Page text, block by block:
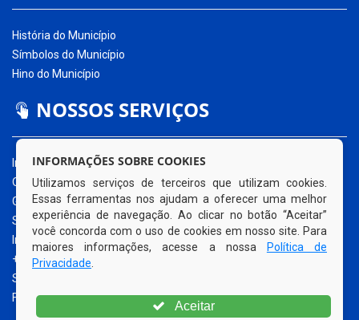
História do Município
Símbolos do Município
Hino do Município
NOSSOS SERVIÇOS
Início
O Município
Governo Municipal
Secretarias
Informe-se
+ Transparência
Serviços
Fale Conosco
INFORMAÇÕES SOBRE COOKIES
Utilizamos serviços de terceiros que utilizam cookies.
Essas ferramentas nos ajudam a oferecer uma melhor
experiência de navegação. Ao clicar no botão “Aceitar”
você concorda com o uso de cookies em nosso site. Para
maiores informações, acesse a nossa
Política de
Privacidade
Aceitar